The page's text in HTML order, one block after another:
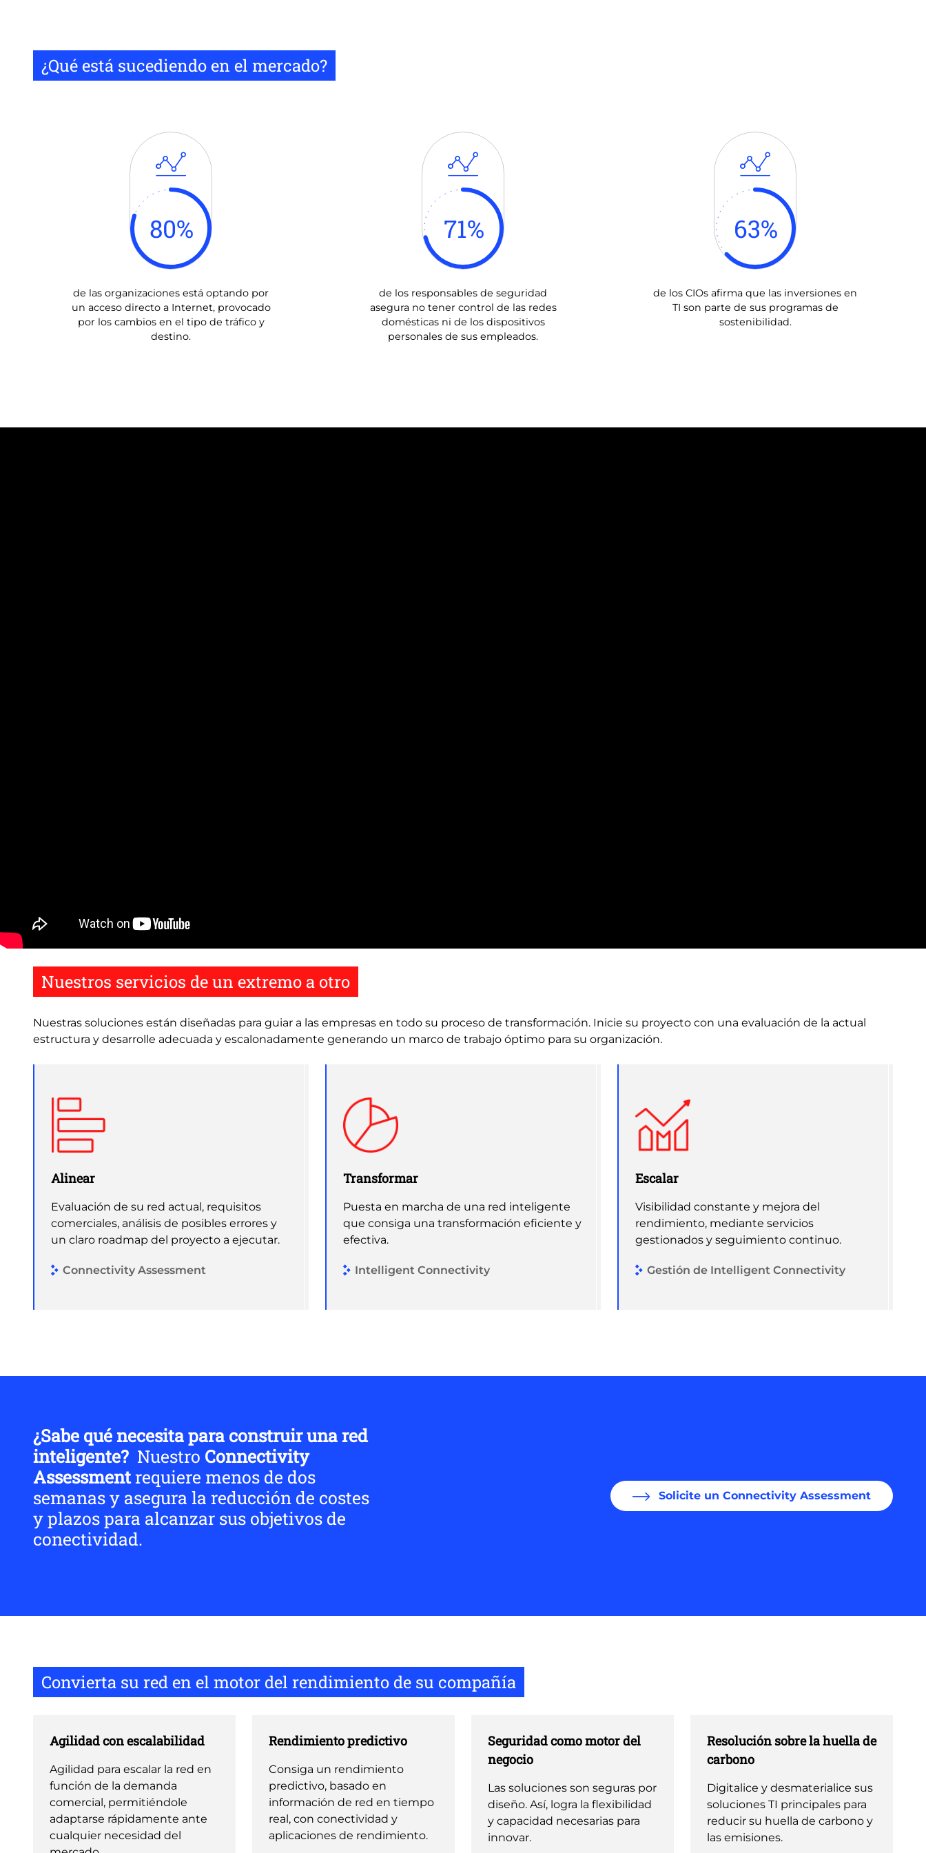
¿Qué está sucediendo en el mercado?
80%
de las organizaciones está optando por
un acceso directo a Internet, provocado
por los cambios en el tipo de tráfico y
destino.
71%
de los responsables de seguridad
asegura no tener control de las redes
domésticas ni de los dispositivos
personales de sus empleados.
63%
de los CIOs afirma que las inversiones en
TI son parte de sus programas de
sostenibilidad.
Nuestros servicios de un extremo a otro
Nuestras soluciones están diseñadas para guiar a las empresas en todo su proceso de transformación. Inicie su proyecto con una evaluación de la actual
estructura y desarrolle adecuada y escalonadamente generando un marco de trabajo óptimo para su organización.
Alinear
Evaluación de su red actual, requisitos
comerciales, análisis de posibles errores y
un claro roadmap del proyecto a ejecutar.
Connectivity Assessment
Transformar
Puesta en marcha de una red inteligente
que consiga una transformación eficiente y
efectiva.
Intelligent Connectivity
Escalar
Visibilidad constante y mejora del
rendimiento, mediante servicios
gestionados y seguimiento continuo.
Gestión de Intelligent Connectivity
¿Sabe qué necesita para construir una red
inteligente? Nuestro Connectivity
Assessmentrequiere menos de dos
semanas y asegura la reducción de costes
y plazos para alcanzar sus objetivos de
conectividad.
Solicite un Connectivity Assessment
Convierta su red en el motor del rendimiento de su compañía
Agilidad con escalabilidad
Agilidad para escalar la red en
función de la demanda
comercial, permitiéndole
adaptarse rápidamente ante
cualquier necesidad del
Rendimiento predictivo
Consiga un rendimiento
predictivo, basado en
información de red en tiempo
real, con conectividad y
aplicaciones de rendimiento.
Seguridad como motor del
negocio
Las soluciones son seguras por
diseño. Así, logra la flexibilidad
y capacidad necesarias para
innovar.
Resolución sobre la huella de
carbono
Digitalice y desmaterialice sus
soluciones TI principales para
reducir su huella de carbono y
las emisiones.